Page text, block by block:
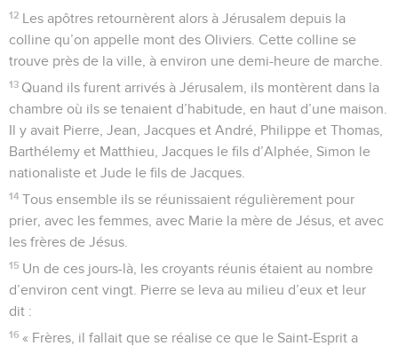
12 Les apôtres retournèrent alors à Jérusalem depuis la
colline qu’on appelle mont des Oliviers. Cette colline se
trouve près de la ville, à environ une demi-heure de marche.
13 Quand ils furent arrivés à Jérusalem, ils montèrent dans la
chambre où ils se tenaient d’habitude, en haut d’une maison.
Il y avait Pierre, Jean, Jacques et André, Philippe et Thomas,
Barthélemy et Matthieu, Jacques le fils d’Alphée, Simon le
nationaliste et Jude le fils de Jacques.
14 Tous ensemble ils se réunissaient régulièrement pour
prier, avec les femmes, avec Marie la mère de Jésus, et avec
les frères de Jésus.
15 Un de ces jours-là, les croyants réunis étaient au nombre
d’environ cent vingt. Pierre se leva au milieu d’eux et leur
dit :
16 « Frères, il fallait que se réalise ce que le Saint-Esprit a